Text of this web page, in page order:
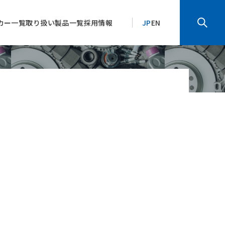
ー一覧取り扱い製品一覧採用情報 JPEN